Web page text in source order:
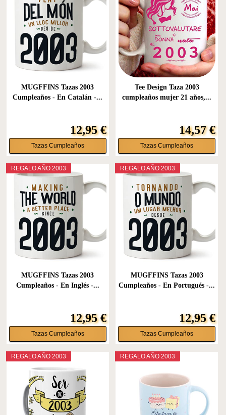
MUGFFINS Tazas 2003
Cumpleaños - En Catalán -...
12,95 €
Tazas Cumpleaños
Tee Design Taza 2003
cumpleaños mujer 21 años,...
14,57 €
Tazas Cumpleaños
REGALO AÑO 2003
MUGFFINS Tazas 2003
Cumpleaños - En Inglés -...
12,95 €
Tazas Cumpleaños
REGALO AÑO 2003
MUGFFINS Tazas 2003
Cumpleaños - En Portugués -...
12,95 €
Tazas Cumpleaños
REGALO AÑO 2003 REGALO AÑO 2003